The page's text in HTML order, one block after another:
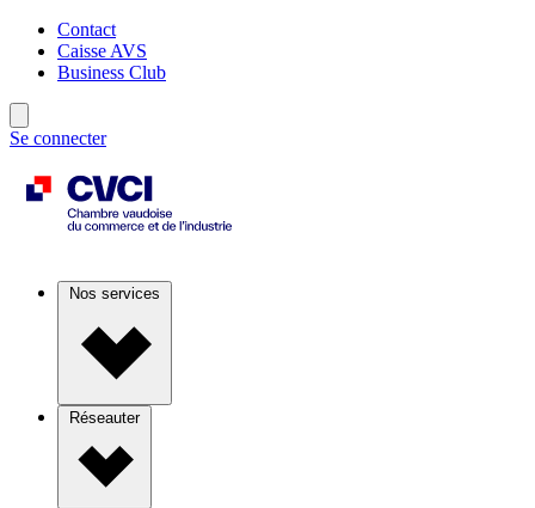
Contact
Caisse AVS
Business Club
Se connecter
Nos services
Réseauter